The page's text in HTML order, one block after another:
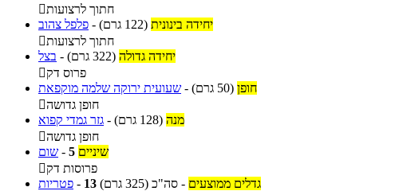
חתוך לרצועות
פלפל צהוב - יחידה בינונית (122 גרם)
חתוך לרצועות
בצל - יחידה גדולה (322 גרם)
פרוס דק
שעועית ירוקה שלמה מוקפאת - חופן (50 גרם)
חופן גדושה
גזר גמדי קפוא - מנה (128 גרם)
חופן גדושה
שום - 5 שיניים
פרוסות דק
פטריות - 13 גדלים ממוצעים - סה"כ (325 גרם)